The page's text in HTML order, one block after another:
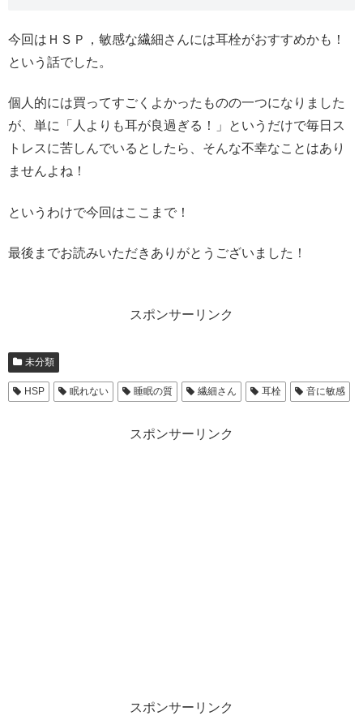
今回はＨＳＰ，敏感な繊細さんには耳栓がおすすめかも！
という話でした。
個人的には買ってすごくよかったものの一つになりました
が、単に「人よりも耳が良過ぎる！」というだけで毎日ス
トレスに苦しんでいるとしたら、そんな不幸なことはあり
ませんよね！
というわけで今回はここまで！
最後までお読みいただきありがとうございました！
スポンサーリンク
未分類
HSP 眠れない 睡眠の質 繊細さん 耳栓 音に敏感
スポンサーリンク
スポンサーリンク